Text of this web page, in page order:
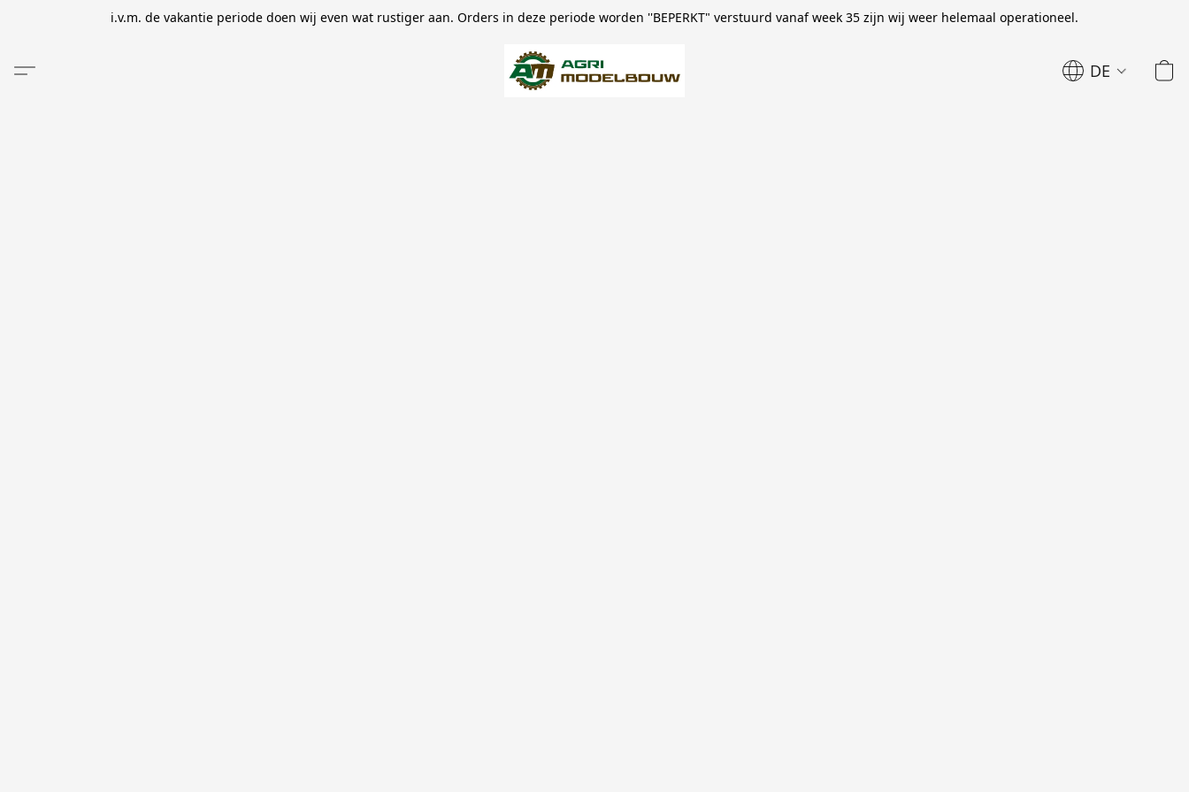
i.v.m. de vakantie periode doen wij even wat rustiger aan. Orders in deze periode worden ''BEPERKT" verstuurd vanaf week 35 zijn wij weer helemaal operationeel.
DE